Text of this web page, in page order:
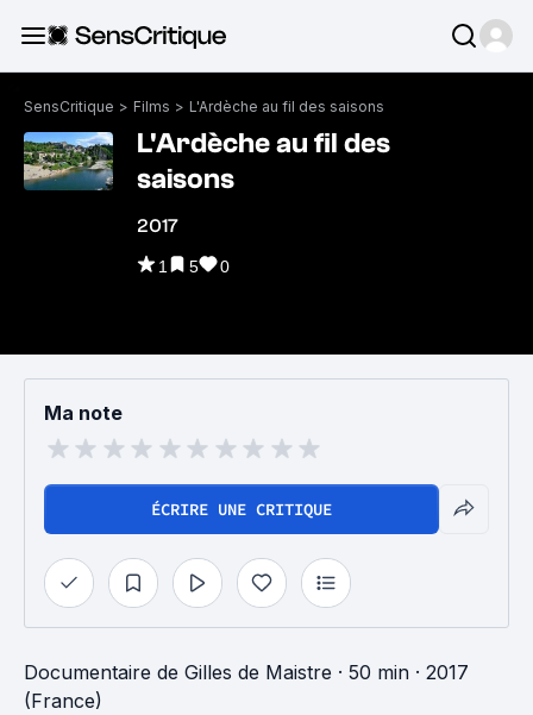
SensCritique > Films > L'Ardèche au fil des saisons
L'Ardèche au fil des
saisons
2017
1 5 0
Ma note
ÉCRIRE UNE CRITIQUE
Documentaire de Gilles de Maistre · 50 min · 2017
(France)